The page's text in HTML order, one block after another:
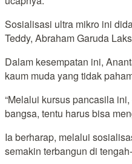
Sosialisasi ultra mikro ini
Teddy, Abraham Garuda
Dalam kesempatan ini,
kaum muda yang tidak
“Melalui kursus pancasila
bangsa, tentu harus bisa
Ia berharap, melalui
semakin terbangun di